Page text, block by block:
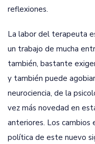
reflexiones.
La labor del terapeuta
un trabajo de mucha
también, bastante
y también puede
neurociencia, de la
vez más novedad en
anteriores. Los cambios
política de este nuevo